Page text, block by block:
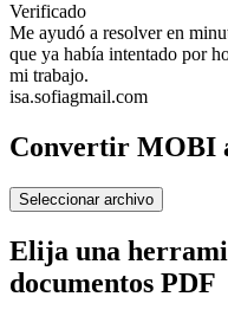
Verificado
Me ayudó a resolver en
que ya había intentado por
mi trabajo.
isa.sofiagmail.com
Convertir MOBI
Seleccionar archivo
Elija una
documentos PDF